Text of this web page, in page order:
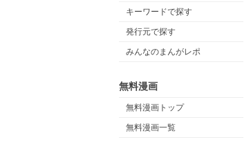
キーワードで探す
発行元で探す
みんなのまんがレポ
無料漫画
無料漫画トップ
無料漫画一覧